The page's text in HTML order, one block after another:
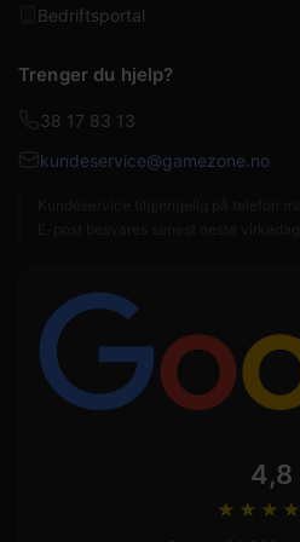
Bedriftsportal
Trenger du hjelp?
38 17 83 13
kundeservice@gamezone.no
4,8
★★★★